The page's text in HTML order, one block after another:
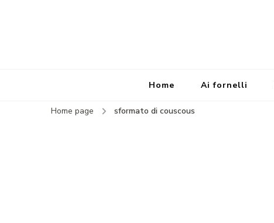
Home Ai fornelli
Home page sformato di couscous